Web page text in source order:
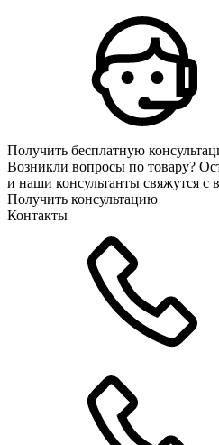
Получить бесплатную
Возникли вопросы по товару?
и наши консультанты свяжутся
Получить консультацию
Контакты